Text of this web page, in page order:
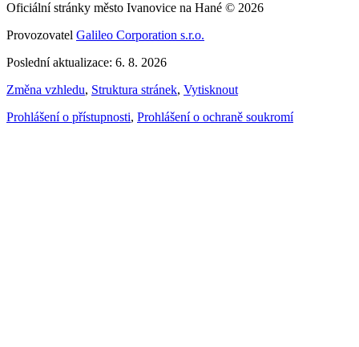
Oficiální stránky město Ivanovice na Hané © 2026
Provozovatel Galileo Corporation s.r.o.
Poslední aktualizace: 6. 8. 2026
Změna vzhledu, Struktura stránek, Vytisknout
Prohlášení o přístupnosti, Prohlášení o ochraně soukromí